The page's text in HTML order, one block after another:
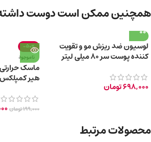
همچنین ممکن است دوست
لوسیون ضد ریزش مو و تقویت
کننده پوست سر 80 میلی لیتر
698,000تومان
-50%
ناموجود
ماسک
199,000تومان
محصولات مرتبط